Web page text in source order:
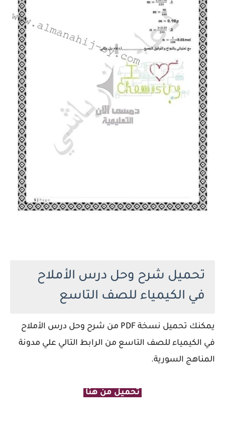
تحميل شرح وحل درس الأملاح
في الكيمياء للصف التاسع
يمكنك تحميل نسخة PDF من شرح وحل درس الأملاح
في الكيمياء للصف التاسع من الرابط التالي علي مدونة
المناهج السورية.
تحميل من هنا